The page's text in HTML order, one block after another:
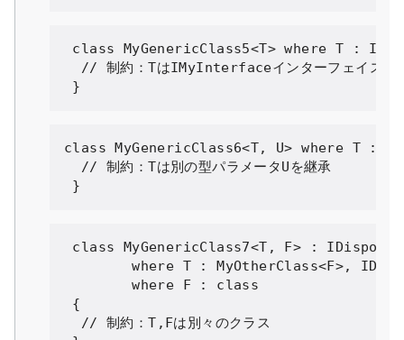
class MyGenericClass5<T> where T :
// 制約：TはIMyInterfaceインターフェイスを
}
class MyGenericClass6<T, U> where T :
// 制約：Tは別の型パラメータUを継承
}
class MyGenericClass7<T , F> :
where T : MyOtherClass<F>,
where F :
class
{
// 制約：T,Fは別々のクラス